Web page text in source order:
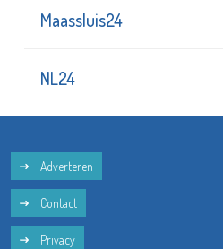
Maassluis24
NL24
Adverteren
Contact
Privacy